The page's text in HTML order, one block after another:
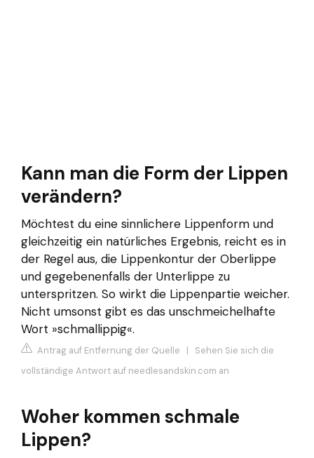
Kann man die Form der Lippen
verändern?
Möchtest du eine sinnlichere Lippenform und
gleichzeitig ein natürliches Ergebnis, reicht es in
der Regel aus, die Lippenkontur der Oberlippe
und gegebenenfalls der Unterlippe zu
unterspritzen. So wirkt die Lippenpartie weicher.
Nicht umsonst gibt es das unschmeichelhafte
Wort »schmallippig«.
Antrag auf Entfernung der Quelle | Sehen Sie sich die
vollständige Antwort auf needlesandskin.com an
Woher kommen schmale
Lippen?